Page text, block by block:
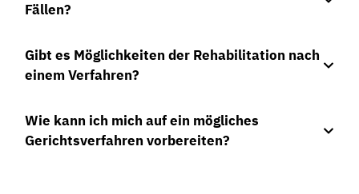
Fällen?
Gibt es Möglichkeiten der Rehabilitation nach
einem Verfahren?
Wie kann ich mich auf ein mögliches
Gerichtsverfahren vorbereiten?